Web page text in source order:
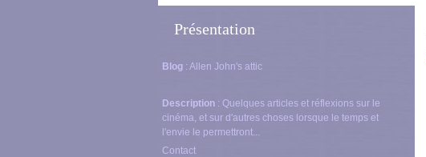
Présentation
Blog : Allen John's attic
Description : Quelques articles et réflexions sur le
cinéma, et sur d'autres choses lorsque le temps et
l'envie le permettront...
Contact